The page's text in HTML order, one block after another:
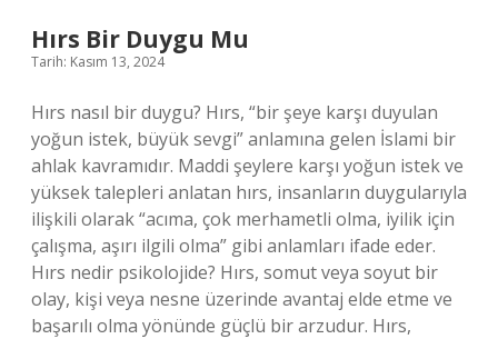
Hırs Bir Duygu Mu
Tarih: Kasım 13, 2024
Hırs nasıl bir duygu? Hırs, “bir şeye karşı duyulan
yoğun istek, büyük sevgi” anlamına gelen İslami bir
ahlak kavramıdır. Maddi şeylere karşı yoğun istek ve
yüksek talepleri anlatan hırs, insanların duygularıyla
ilişkili olarak “acıma, çok merhametli olma, iyilik için
çalışma, aşırı ilgili olma” gibi anlamları ifade eder.
Hırs nedir psikolojide? Hırs, somut veya soyut bir
olay, kişi veya nesne üzerinde avantaj elde etme ve
başarılı olma yönünde güçlü bir arzudur. Hırs,